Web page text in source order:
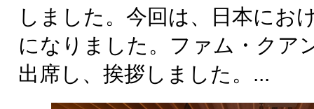
しました。今回は、日本にお
になりました。ファム・クア
出席し、挨拶しました。...